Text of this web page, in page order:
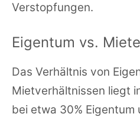
Verstopfungen.
Eigentum vs. Miete
Das Verhältnis von
Mietverhältnissen liegt
bei etwa 30% Eigentum